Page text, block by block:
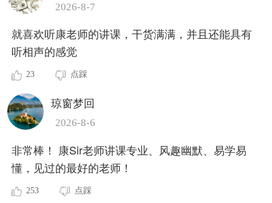
2026-8-7
就喜欢听康老师的讲课，干货满满，并且还能具有
听相声的感觉
23 点踩
琼窗梦回
2026-8-6
非常棒！ 康Sir老师讲课专业、风趣幽默、易学易
懂，见过的最好的老师！
253 点踩